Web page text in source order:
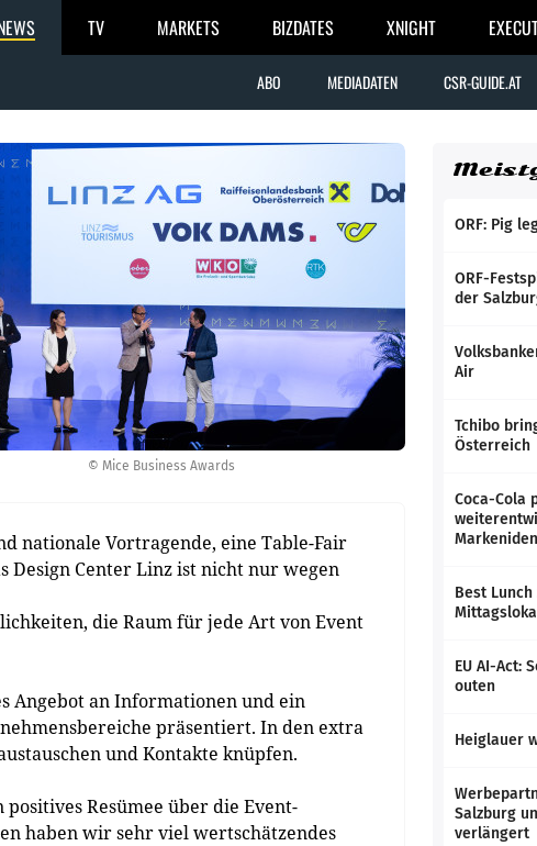
TV MARKETS BIZDATES XNIGHT
ABO MEDIADATEN CSR-GUIDE.AT
© Mice Business Awards
nationale Vortragende, eine Table-Fair
Design Center Linz ist nicht nur wegen
die Raum für jede Art von Event
Angebot an Informationen und ein
präsentiert. In den extra
und Kontakte knüpfen.
Resümee über die Event-
haben wir sehr viel wertschätzendes
ORF: Pig
ORF-
der
Air
Tchibo
Österreich
Coca-Cola
Best
EU AI-Act:
outen
Heiglauer
Salzburg
verlängert